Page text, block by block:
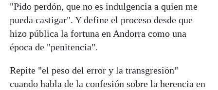
"Pido perdón, que no es indulgencia a quien me
pueda castigar". Y define el proceso desde que
hizo pública la fortuna en Andorra como una
época de "penitencia".
Repite "el peso del error y la transgresión"
cuando habla de la confesión sobre la herencia en